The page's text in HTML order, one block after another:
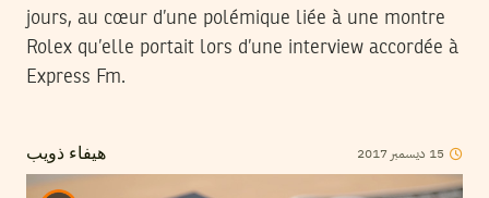
jours, au cœur d’une polémique liée à une montre
Rolex qu’elle portait lors d’une interview accordée à
Express Fm.
هيفاء ذويب 15 ديسمبر 2017